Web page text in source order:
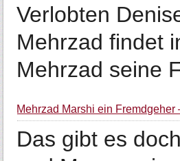
Verlobten
Mehrzad findet
Mehrzad seine
Mehrzad Marshi ein
Das gibt es